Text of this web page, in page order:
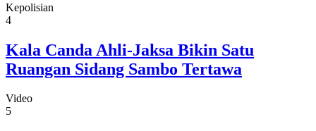
Kepolisian
4
Kala Canda Ahli-Jaksa Bikin Satu
Ruangan Sidang Sambo Tertawa
Video
5